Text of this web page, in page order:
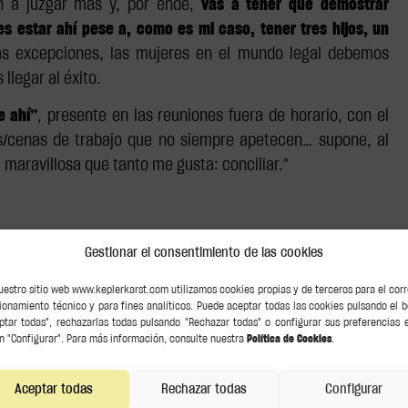
Gestionar el consentimiento de las cookies
sitio web www.keplerkarst.com utilizamos cookies propias y de terceros para el
técnico y para fines analíticos. Puede aceptar todas las cookies pulsando el
todas", rechazarlas todas pulsando "Rechazar todas" o configurar sus preferencias
"Configurar". Para más información, consulte nuestra Política de Cookies.
Aceptar todas Rechazar todas Configurar
a juzgar más y, por ende, vas a tener que demostrar
estar ahí pese a, como es mi caso, tener tres hijos, un
excepciones, las mujeres en el mundo legal debemos
llegar al éxito.
ahí”, presente en las reuniones fuera de horario, con el
de trabajo que no siempre apetecen… supone, al
que tanto me gusta: conciliar."